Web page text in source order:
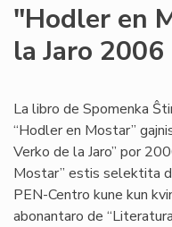
"Hodler en
la Jaro 2006
La libro de Spomenka
“Hodler en Mostar”
Verko de la Jaro” por
Mostar” estis selektita
PEN-Centro kune kun
abonantaro de